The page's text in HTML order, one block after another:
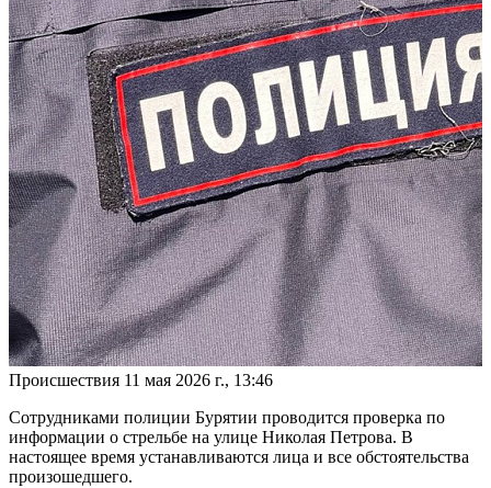
Происшествия 11 мая 2026 г., 13:46
Сотрудниками полиции Бурятии проводится проверка по
информации о стрельбе на улице Николая Петрова. В
настоящее время устанавливаются лица и все обстоятельства
произошедшего.